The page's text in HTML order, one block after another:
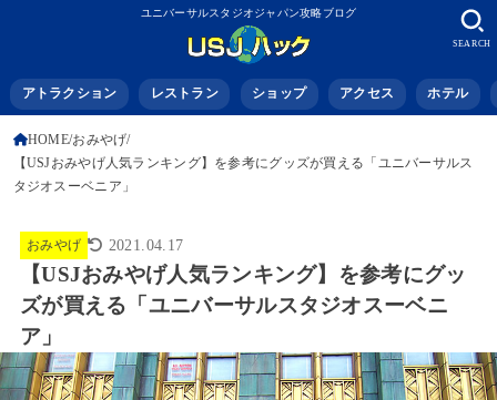
ユニバーサルスタジオジャパン攻略ブログ
アトラクション レストラン ショップ アクセス ホテル
SEARCH
HOME おみやげ
【USJおみやげ人気ランキング】を参考にグッズが買える「ユニバーサルス
タジオスーベニア」
おみやげ 2021.04.17
【USJおみやげ人気ランキング】を参考にグッ
ズが買える「ユニバーサルスタジオスーベニ
ア」